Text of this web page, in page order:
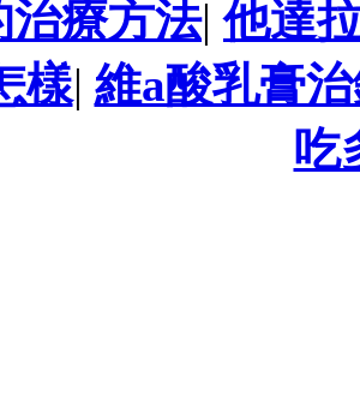
治療方法|他達
樣| 維a酸乳膏
吃